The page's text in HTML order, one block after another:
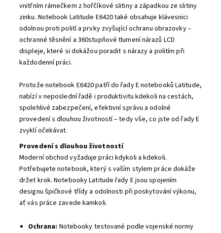
vnitřním rámečkem z hořčíkové slitiny a západkou ze slitiny
zinku. Notebook Latitude E6420 také obsahuje klávesnici
odolnou proti polití a prvky zvyšující ochranu obrazovky –
ochranné těsnění a 360stupňové tlumení nárazů LCD
displeje, které si dokážou poradit s nárazy a politím při
každodenní práci.
Protože notebook E6420 patří do řady E notebooků Latitude,
nabízí v neposlední řadě i produktivitu kdekoli na cestách,
spolehlivé zabezpečení, efektivní správu a odolné
provedení s dlouhou životností – tedy vše, co jste od řady E
zvyklí očekávat.
Provedení s dlouhou životností
Moderní obchod vyžaduje práci kdykoli a kdekoli.
Potřebujete notebook, který s vaším stylem práce dokáže
držet krok. Notebooky Latitude řady E jsou spojením
designu špičkové třídy a odolnosti při poskytování výkonu,
ať vás práce zavede kamkoli.
Ochrana: Notebooky testované podle vojenské normy